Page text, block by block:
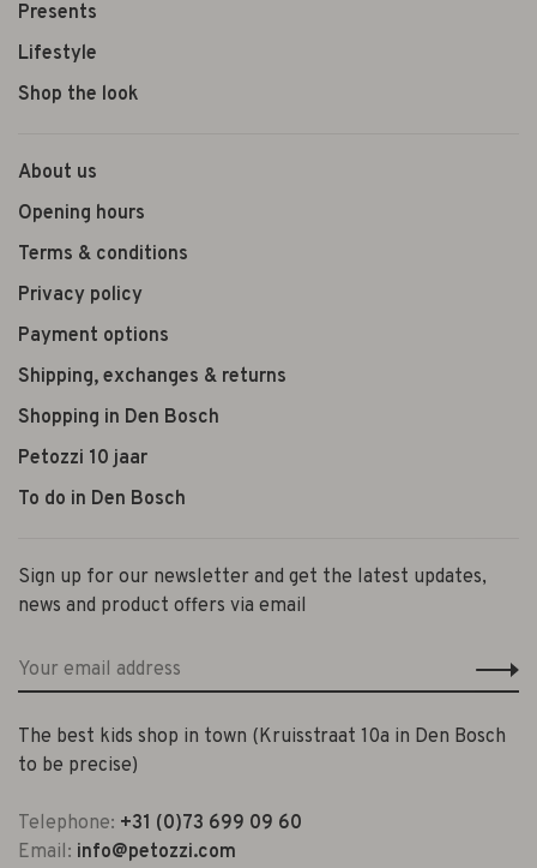
Presents
Lifestyle
Shop the look
About us
Opening hours
Terms & conditions
Privacy policy
Payment options
Shipping, exchanges & returns
Shopping in Den Bosch
Petozzi 10 jaar
To do in Den Bosch
Sign up for our newsletter and get the latest updates,
news and product offers via email
The best kids shop in town (Kruisstraat 10a in Den Bosch
to be precise)
Telephone: +31 (0)73 699 09 60
Email: info@petozzi.com